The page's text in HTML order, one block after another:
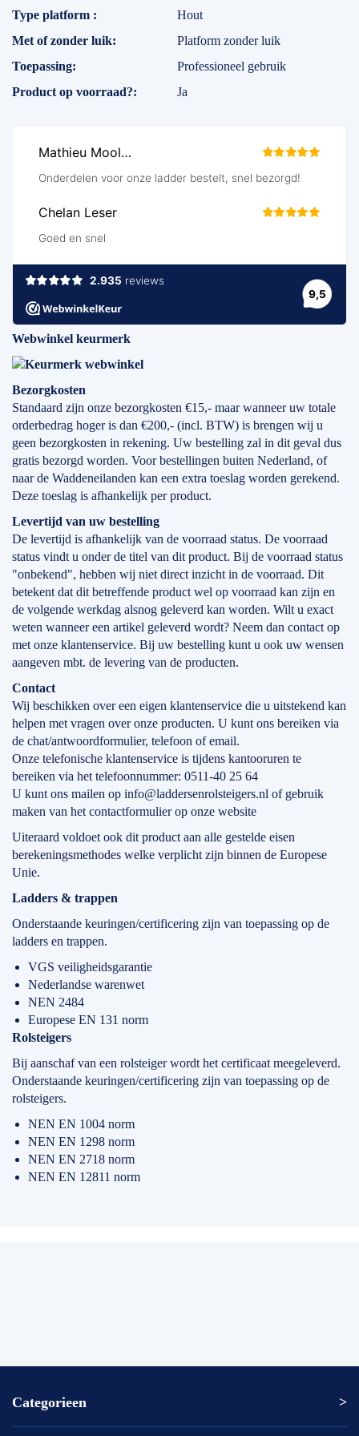
Specificaties
Type platform
Hout
Met of zonder luik
Platform zonder luik
Toepassing
Professioneel gebruik
Product op voorraad?
Ja
Webwinkel keurmerk
Bezorgkosten
Standaard zijn onze bezorgkosten €15,- maar wanneer uw totale
orderbedrag hoger is dan €200,- (incl. BTW) is brengen wij u
geen bezorgkosten in rekening. Uw bestelling zal in dit geval dus
gratis bezorgd worden. Voor bestellingen buiten Nederland, of
naar de Waddeneilanden kan een extra toeslag worden gerekend.
Deze toeslag is afhankelijk per product.
Levertijd van uw bestelling
De levertijd is afhankelijk van de voorraad status. De voorraad
status vindt u onder de titel van dit product. Bij de voorraad status
"onbekend", hebben wij niet direct inzicht in de voorraad. Dit
betekent dat dit betreffende product wel op voorraad kan zijn en
de volgende werkdag alsnog geleverd kan worden. Wilt u exact
weten wanneer een artikel geleverd wordt? Neem dan contact op
met onze klantenservice. Bij uw bestelling kunt u ook uw wensen
aangeven mbt. de levering van de producten.
Contact
Wij beschikken over een eigen klantenservice die u uitstekend kan
helpen met vragen over onze producten. U kunt ons bereiken via
de chat/antwoordformulier, telefoon of email.
Onze telefonische klantenservice is tijdens kantooruren te
bereiken via het telefoonnummer: 0511-40 25 64
U kunt ons mailen op info@laddersenrolsteigers.nl of gebruik
maken van het contactformulier op onze website
Uiteraard voldoet ook dit product aan alle gestelde eisen
berekeningsmethodes welke verplicht zijn binnen de Europese
Unie.
Ladders & trappen
Onderstaande keuringen/certificering zijn van toepassing op de
ladders en trappen.
VGS veiligheidsgarantie
Nederlandse warenwet
NEN 2484
Europese EN 131 norm
Rolsteigers
Bij aanschaf van een rolsteiger wordt het certificaat meegeleverd.
Onderstaande keuringen/certificering zijn van toepassing op de
rolsteigers.
NEN EN 1004 norm
NEN EN 1298 norm
NEN EN 2718 norm
NEN EN 12811 norm
Categorieen